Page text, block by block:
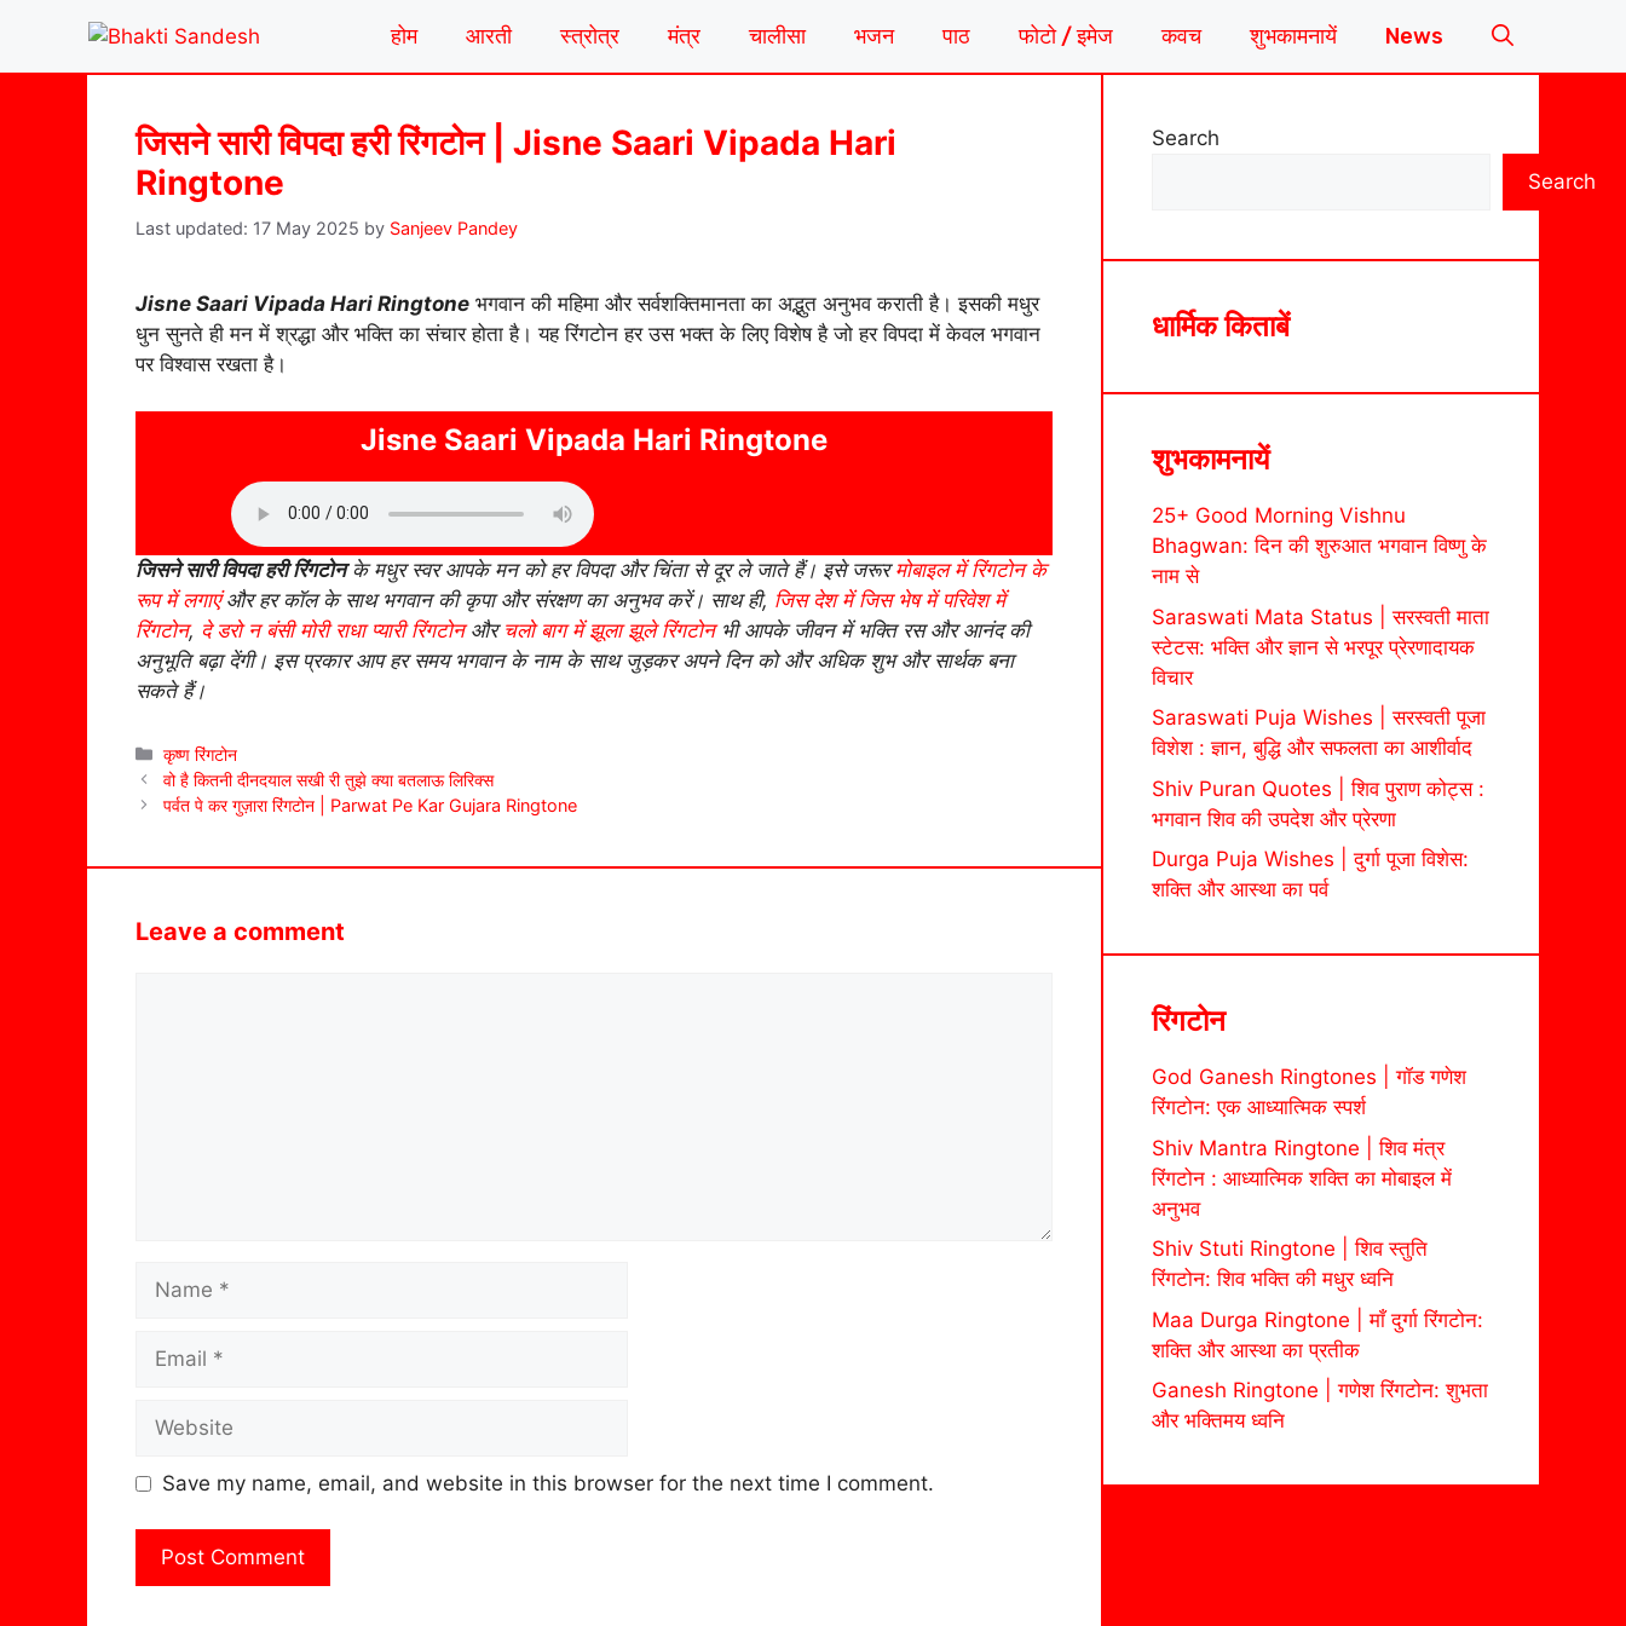
content
होम आरती स्त्रोत्र मंत्र चालीसा भजन पाठ फोटो / इमेज कवच शुभकामनायें News
जिसने सारी विपदा हरी रिंगटोन | Jisne Saari Vipada Hari
Ringtone
17 May 2025 by Sanjeev Pandey
Jisne Saari Vipada Hari Ringtone भगवान की महिमा और सर्वशक्तिमानता का अद्भुत अनुभव कराती है। इसकी मधुर
धुन सुनते ही मन में श्रद्धा और भक्ति का संचार होता है। यह रिंगटोन हर उस भक्त के लिए विशेष है जो हर विपदा में केवल भगवान
पर विश्वास रखता है।
Jisne Saari Vipada Hari Ringtone
जिसने सारी विपदा हरी रिंगटोनके मधुर स्वर आपके मन को हर विपदा और चिंता से दूर ले जाते हैं। इसे जरूरमोबाइल में रिंगटोन के
रूप में लगाएंऔर हर कॉल के साथ भगवान की कृपा और संरक्षण का अनुभव करें। साथ ही, जिस देश में जिस भेष में परिवेश में
रिंगटोन, दे डरो न बंसी मोरी राधा प्यारी रिंगटोनऔर चलो बाग में झूला झूले रिंगटोनभी आपके जीवन में भक्ति रस और आनंद की
अनुभूति बढ़ा देंगी। इस प्रकार आप हर समय भगवान के नाम के साथ जुड़कर अपने दिन को और अधिक शुभ और सार्थक बना
सकते हैं।
Categories
कृष्ण रिंगटोन
वो है कितनी दीनदयाल सखी री तुझे क्या बतलाऊ लिरिक्स
पर्वत पे कर गुज़ारा रिंगटोन | Parwat Pe Kar Gujara Ringtone
Leave a comment
Save my name, email, and website in this browser for the next time I comment.
Search
Search
धार्मिक किताबें
शुभकामनायें
25+ Good Morning Vishnu
Bhagwan: दिन की शुरुआत भगवान विष्णु के
नाम से
Saraswati Mata Status | सरस्वती माता
स्टेटस: भक्ति और ज्ञान से भरपूर प्रेरणादायक
विचार
Saraswati Puja Wishes | सरस्वती पूजा
विशेश : ज्ञान, बुद्धि और सफलता का आशीर्वाद
Shiv Puran Quotes | शिव पुराण कोट्स :
भगवान शिव की उपदेश और प्रेरणा
Durga Puja Wishes | दुर्गा पूजा विशेस:
शक्ति और आस्था का पर्व
रिंगटोन
God Ganesh Ringtones | गॉड गणेश
रिंगटोन: एक आध्यात्मिक स्पर्श
Shiv Mantra Ringtone | शिव मंत्र
रिंगटोन : आध्यात्मिक शक्ति का मोबाइल में
अनुभव
Shiv Stuti Ringtone | शिव स्तुति
रिंगटोन: शिव भक्ति की मधुर ध्वनि
Maa Durga Ringtone | माँ दुर्गा रिंगटोन:
शक्ति और आस्था का प्रतीक
Ganesh Ringtone | गणेश रिंगटोन: शुभता
और भक्तिमय ध्वनि